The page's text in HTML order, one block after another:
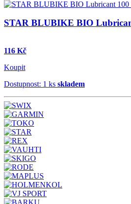
STAR BLUBIKE BIO
116 Kč
Koupit
Dostupnost: 1 ks skladem